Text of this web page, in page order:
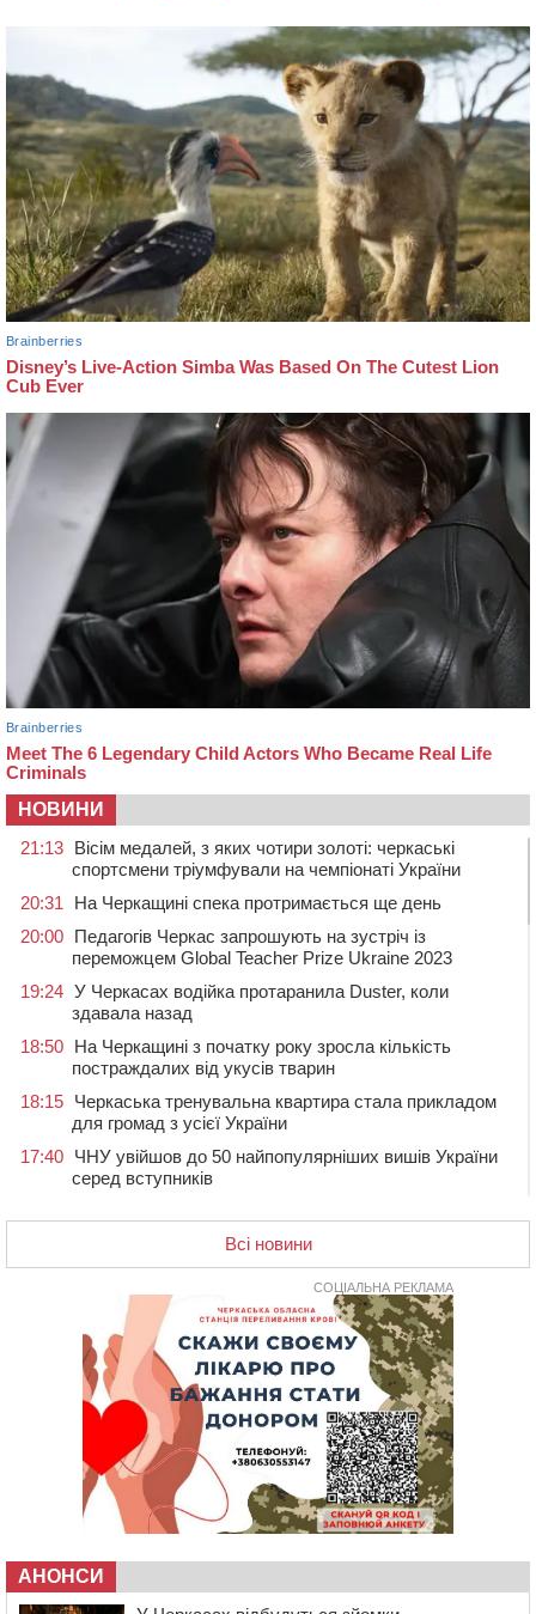
НОВИНИ
21:13 Вісім медалей, з яких чотири золоті: черкаські
спортсмени тріумфували на чемпіонаті України
20:31
На Черкащині спека протримається ще день
20:00 Педагогів Черкас запрошують на зустріч із
переможцем Global Teacher Prize Ukraine 2023
19:24 У Черкасах водійка протаранила Duster, коли
здавала назад
18:50 На Черкащині з початку року зросла кількість
постраждалих від укусів тварин
18:15 Черкаська тренувальна квартира стала прикладом
для громад з усієї України
17:40 ЧНУ увійшов до 50 найпопулярніших вишів України
серед вступників
контейнерний майданчик
16:32
Без розтину грудної клітки: у Черкасах 75-річній
пацієнтці замінили аортальний клапан
У Черкаському онкоцентрі встановили сонячну
електростанцію за понад пів мільйона гривень
У Київській області прощаються з полеглим на
фронті жителем Монастирищини
У Черкасах містяни через нову скляну зупинку і
вирізані дерева потерпають від спеки: Бондаренко
обіцяє масштабне озеленення
Провокував конфлікт і зачинився в автівці: у ТЦК
чоловіка у Тальному
Всі новини
СОЦІАЛЬНА РЕКЛАМА
АНОНСИ